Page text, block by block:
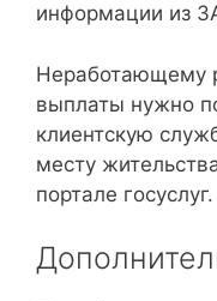
информации из
Неработающему
выплаты нужно
клиентскую
месту
портале госуслуг.